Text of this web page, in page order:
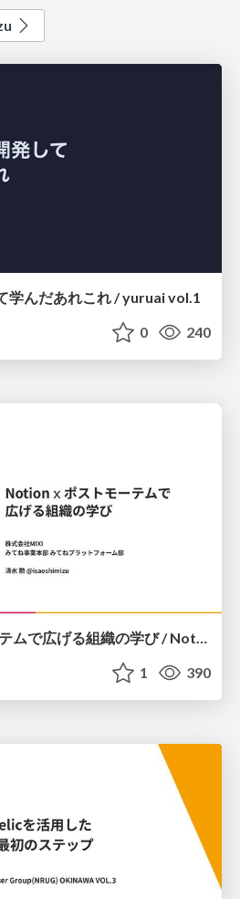
学んだあれこれ / yuruai vol.1
0 240
1 390